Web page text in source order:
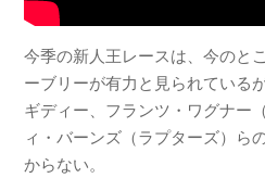
今季の新人王レースは、今のと
ーブリーが有力と見られている
ギディー、フランツ・ワグナー
ィ・バーンズ（ラプターズ）ら
からない。